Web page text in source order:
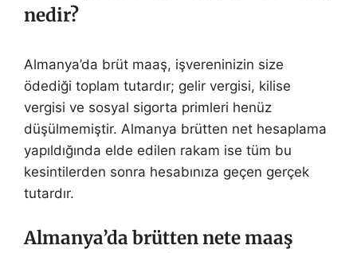
nedir?
Almanya’da brüt maaş, işvereninizin size
ödediği toplam tutardır; gelir vergisi, kilise
vergisi ve sosyal sigorta primleri henüz
düşülmemiştir. Almanya brütten net hesaplama
yapıldığında elde edilen rakam ise tüm bu
kesintilerden sonra hesabınıza geçen gerçek
tutardır.
Almanya’da brütten nete maaş